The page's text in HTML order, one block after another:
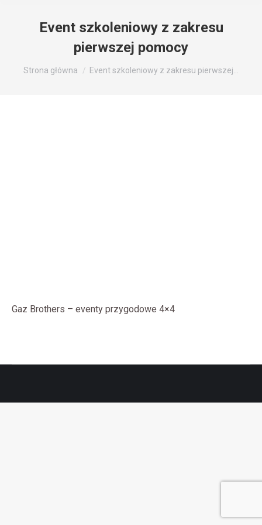
Event szkoleniowy z zakresu
pierwszej pomocy
Jesteś tutaj:
Strona główna Event szkoleniowy z zakresu pierwszej…
Gaz Brothers – eventy przygodowe 4×4